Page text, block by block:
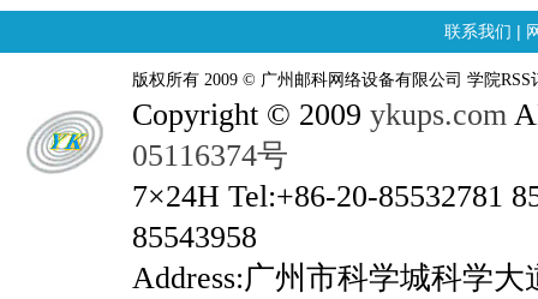
联系我们 |
版权所有 2009 © 广州邮科网络设备有限公司 学院RSS
Copyright © 2009 ykups.com
05116374号
7×24H Tel:+86-20-85532781
85543958
Address:广州市科学城科学